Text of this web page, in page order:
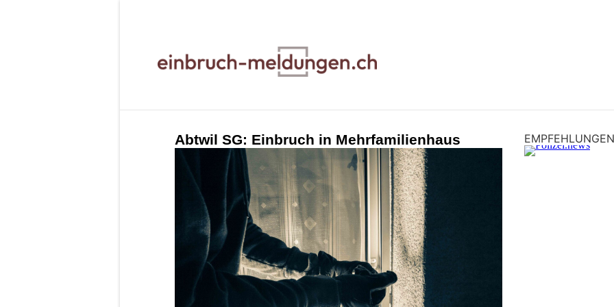
Abtwil SG: Einbruch in Mehrfamilienhaus EMPFEHLUNGEN